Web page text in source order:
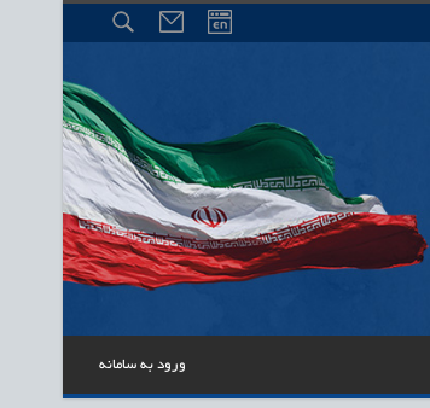
ورود به سامانه